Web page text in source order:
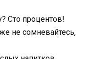
Сто процентов!
не сомневайтесь,